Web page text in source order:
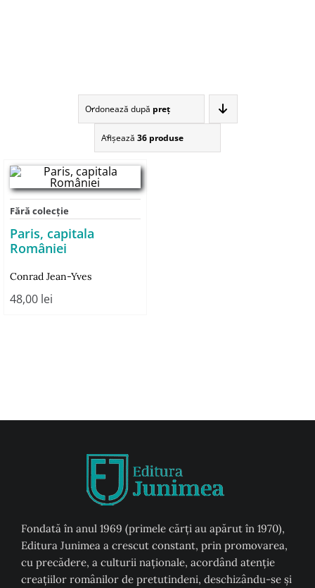
Ordonează după preţ
Afişează 36 produse
Fără colecție
Paris, capitala
României
Conrad Jean-Yves
48,00 lei
Fondată în anul 1969 (primele cărți au apărut în 1970),
Editura Junimea a crescut constant, prin promovarea,
cu precădere, a culturii naţionale, acordând atenţie
creaţiilor românilor de pretutindeni, deschizându-se şi